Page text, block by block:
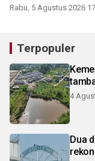
Rabu, 5 Agustus 2026
Terpopuler
4
Dua